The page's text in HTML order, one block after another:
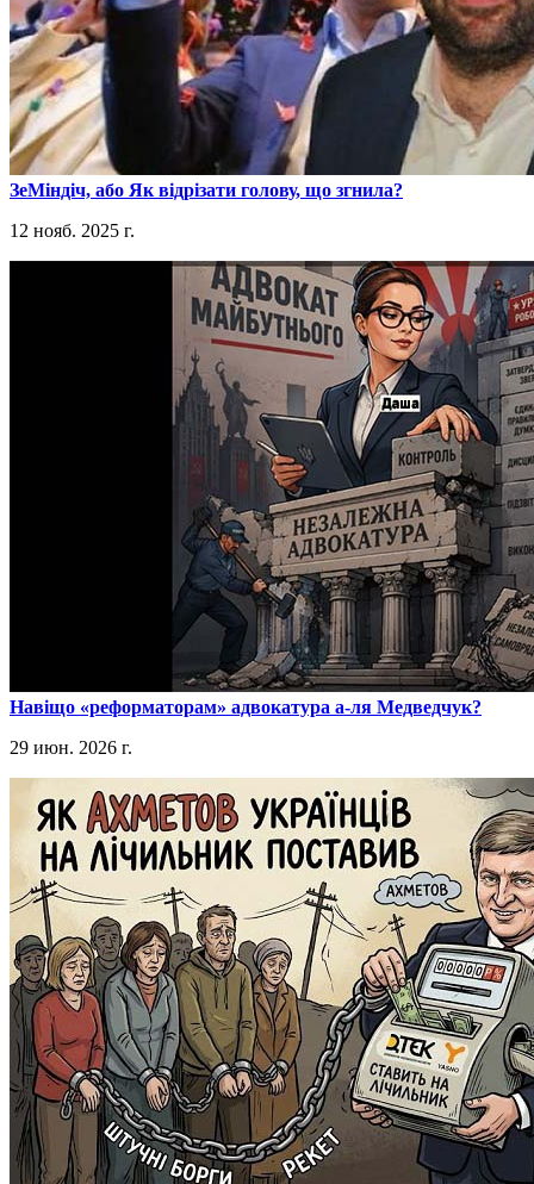
​ЗеМіндіч, або Як відрізати голову, що згнила?
12 нояб. 2025 г.
​Навіщо «реформаторам» адвокатура а-ля Медведчук?
29 июн. 2026 г.